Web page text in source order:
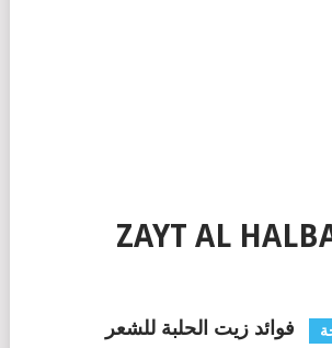
ZAYT AL
فوائد زيت الحلبة للشعر